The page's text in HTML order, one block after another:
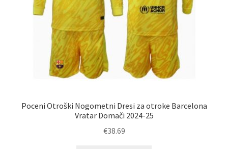
Poceni Otroški Nogometni Dresi za otroke Barcelona
Vratar Domači 2024-25
€38.69